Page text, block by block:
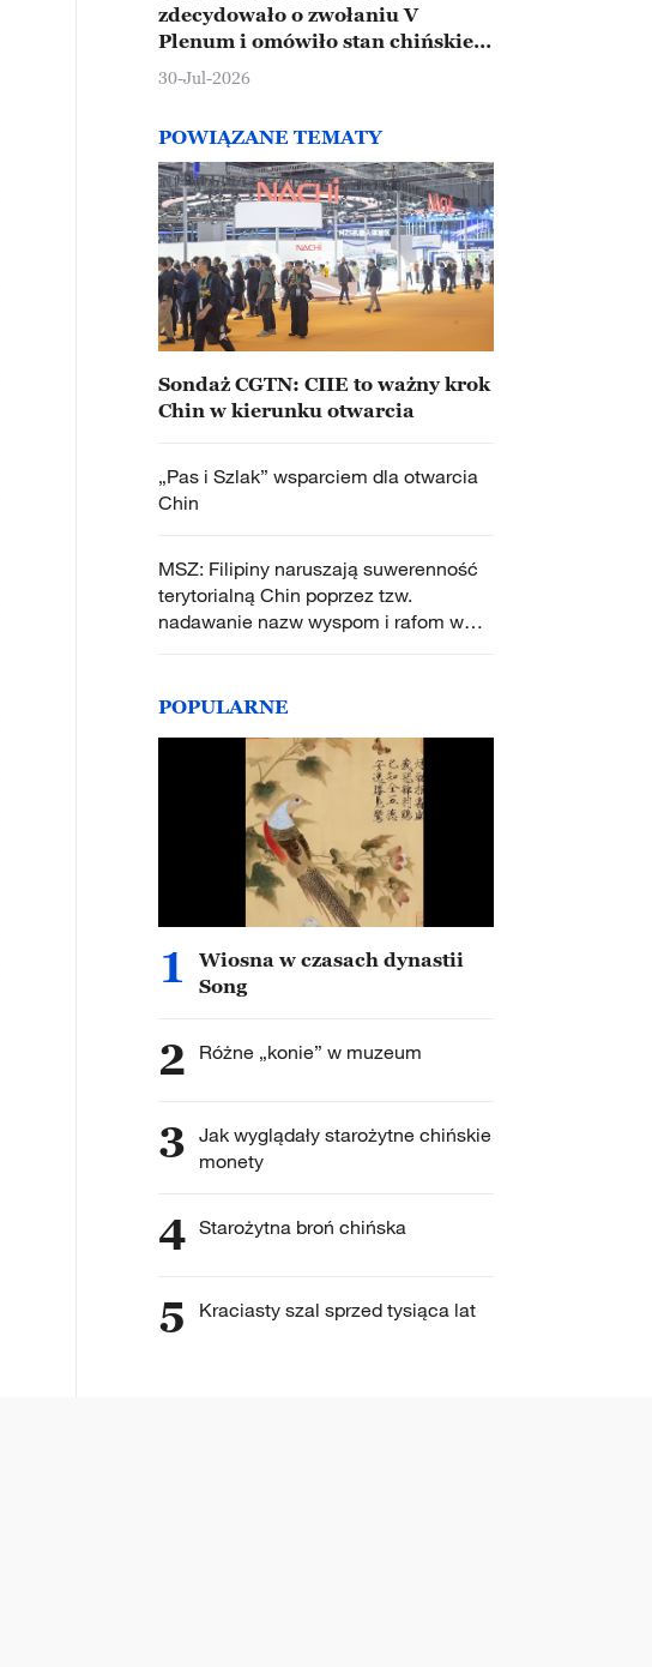
zdecydowało o zwołaniu V
Plenum i omówiło stan chińskiej
gospodarki
30-Jul-2026
POWIĄZANE TEMATY
Sondaż CGTN: CIIE to ważny krok
Chin w kierunku otwarcia
„Pas i Szlak” wsparciem dla otwarcia
Chin
MSZ: Filipiny naruszają suwerenność
terytorialną Chin poprzez tzw.
nadawanie nazw wyspom i rafom w
chińskim archipelagu Nansha
POPULARNE
1
Wiosna w czasach dynastii
Song
2 Różne „konie” w muzeum
3 Jak wyglądały starożytne chińskie
monety
4 Starożytna broń chińska
5 Kraciasty szal sprzed tysiąca lat